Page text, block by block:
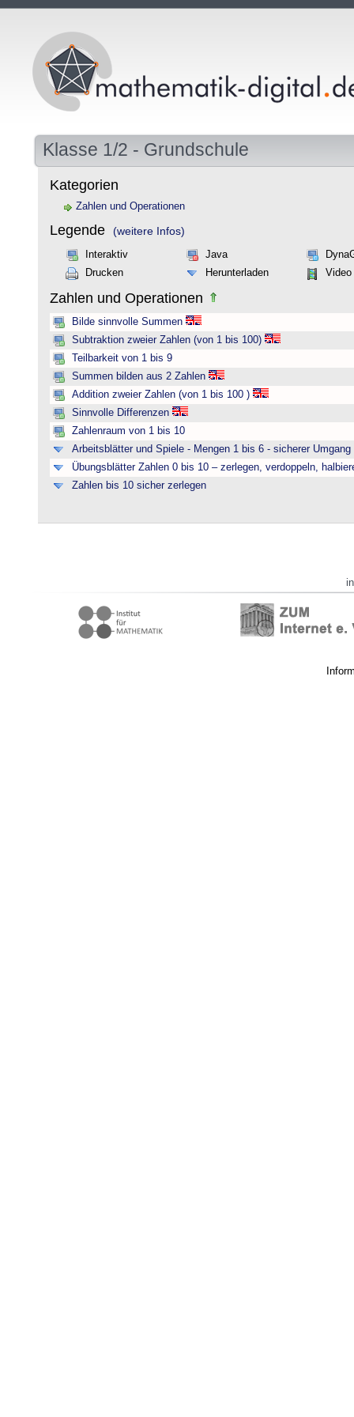
Klasse 1/2 - Grundschule
Kategorien
Zahlen und Operationen
Legende (weitere Infos)
Interaktiv Java
Drucken
Herunterladen Video
Zahlen und Operationen
Bilde sinnvolle Summen
Subtraktion zweier Zahlen (von 1 bis 100)
Teilbarkeit von 1 bis 9
Summen bilden aus 2 Zahlen
Addition zweier Zahlen (von 1 bis 100 )
Sinnvolle Differenzen
Zahlenraum von 1 bis 10
Arbeitsblätter und Spiele - Mengen 1 bis 6 - sicherer Umgang
Übungsblätter Zahlen 0 bis 10 – zerlegen, verdoppeln,
Zahlen bis 10 sicher zerlegen